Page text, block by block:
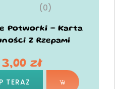
(0)
Potworki – Karta
Z Rzepami
3,00zł
TERAZ